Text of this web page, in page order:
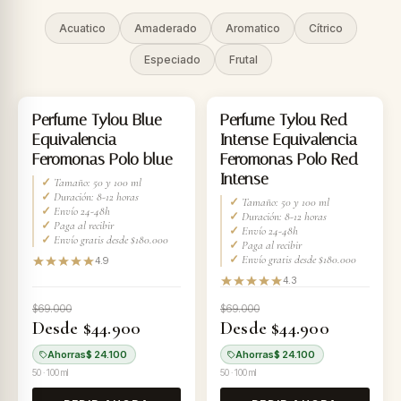
Acuatico Amaderado Aromatico Cítrico
Especiado Frutal
-35%
Perfume Tylou Blue
Equivalencia
Feromonas Polo blue
✓ Tamaño: 50 y 100 ml
✓ Duración: 8-12 horas
✓ Envío 24-48h
✓ Paga al recibir
✓ Envío gratis desde $180.000
4.9
$69.000
Desde $44.900
Ahorras$ 24.100
50 · 100 ml
-35%
Perfume Tylou Red
Intense Equivalencia
Feromonas Polo Red
Intense
✓ Tamaño: 50 y 100 ml
✓ Duración: 8-12 horas
✓ Envío 24-48h
✓ Paga al recibir
✓ Envío gratis desde $180.000
4.3
$69.000
Desde $44.900
Ahorras$ 24.100
50 · 100 ml